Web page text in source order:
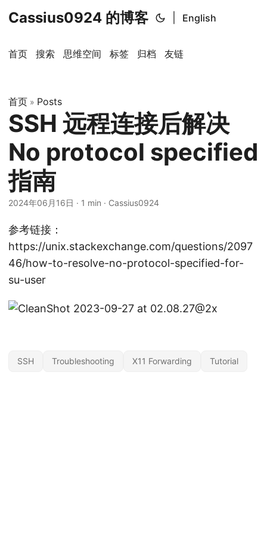
Cassius0924 的博客 English
首页 搜索 思维空间 标签 归档 友链
首页 » Posts
SSH 远程连接后解决
No protocol specified
指南
2024年06月16日 · 1 min · Cassius0924
参考链接：
https://unix.stackexchange.com/questions/2097
46/how-to-resolve-no-protocol-specified-for-
su-user
SSH Troubleshooting X11 Forwarding Tutorial